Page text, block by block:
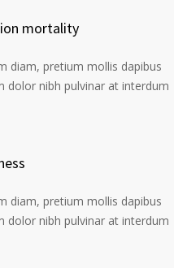
mortality
diam, pretium mollis dapibus
dolor nibh pulvinar at interdum
diam, pretium mollis dapibus
dolor nibh pulvinar at interdum